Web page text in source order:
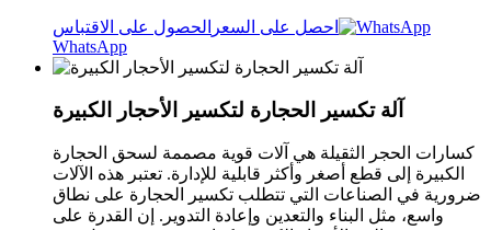
احصل على السعر الحصول على الاقتباس
WhatsApp
آلة تكسير الحجارة لتكسير الأحجار الكبيرة
كسارات الحجر الثقيلة هي آلات قوية مصممة لسحق الحجارة
الكبيرة إلى قطع أصغر وأكثر قابلية للإدارة. تعتبر هذه الآلات
ضرورية في الصناعات التي تتطلب تكسير الحجارة على نطاق
واسع، مثل البناء والتعدين وإعادة التدوير. إن القدرة على